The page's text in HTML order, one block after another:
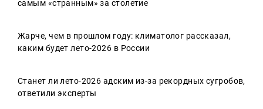
самым «странным» за столетие
Жарче, чем в прошлом году: климатолог рассказал,
каким будет лето-2026 в России
Станет ли лето-2026 адским из-за рекордных сугробов,
ответили эксперты